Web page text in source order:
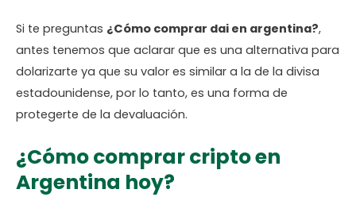
Si te preguntas ¿Cómo comprar dai en argentina?,
antes tenemos que aclarar que es una alternativa para
dolarizarte ya que su valor es similar a la de la divisa
estadounidense, por lo tanto, es una forma de
protegerte de la devaluación.
¿Cómo comprar cripto en
Argentina hoy?